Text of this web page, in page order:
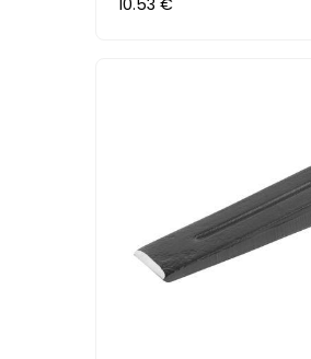
10.53 €